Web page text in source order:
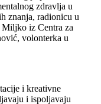
zdravlja u
znanja, radionicu u
iz Centra za
volonterka u
i kreativne
i ispoljavaju